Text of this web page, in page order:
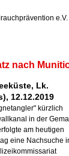
nach
Lk.
12.12.2019
kürzlich
in der
am heutigen
eine Nachsuche